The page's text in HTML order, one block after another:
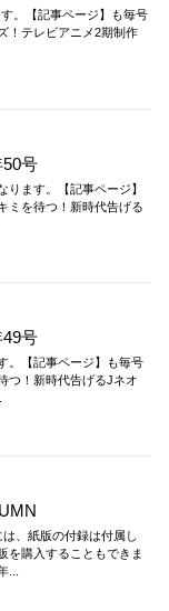
。【記事ページ】も毎号
！テレビアニメ2期制作
号
ます。【記事ページ】
ミを待つ！新時代告げる
号
。【記事ページ】も毎号
つ！新時代告げるJネオ
、紙版の付録は付属し
を購入することもできま
...